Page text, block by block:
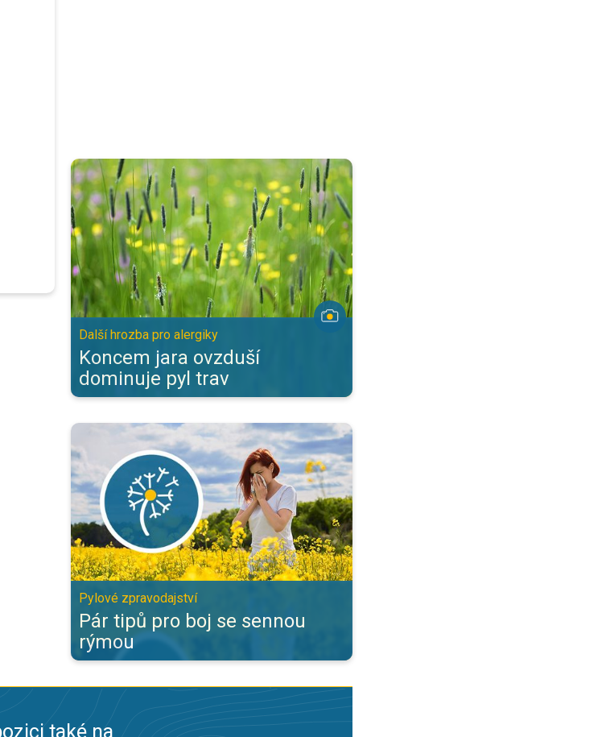
Koncem jara ovzduší dominuje pyl trav. Další hrozba pro alergiky. . .
Další hrozba pro alergiky
Koncem jara ovzduší
dominuje pyl trav
Pár tipů pro boj se sennou rýmou. Pylové zpravodajství. . .
Pylové zpravodajství
Pár tipů pro boj se sennou
rýmou
také na